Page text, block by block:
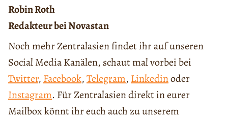
Robin Roth
Redakteur bei Novastan
Noch mehr Zentralasien findet ihr auf unseren
Social Media Kanälen, schaut mal vorbei bei
Twitter, Facebook,Telegram, Linkedinoder
Instagram. Für Zentralasien direkt in eurer
Mailbox könnt ihr euch auch zu unserem